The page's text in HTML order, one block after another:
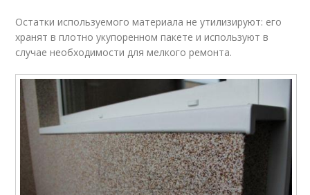
Остатки используемого материала не утилизируют: его
хранят в плотно укупоренном пакете и используют в
случае необходимости для мелкого ремонта.